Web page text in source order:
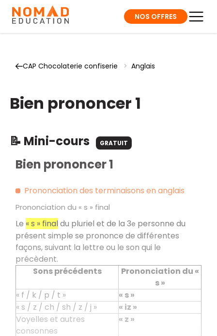
NOS OFFRES
CAP Chocolaterie confiserie > Anglais
Bien prononcer 1
📝 Mini-cours GRATUIT
Bien prononcer 1
Prononciation des terminaisons en anglais
Prononciation du « s » final
Le « s » finaldu pluriel et de la 3e personne du
présent simple se prononce de différentes
façons, suivant la lettre ou le son qui le
précèdent.
Sons précédents
Prononciation du «
s »
« f / k / p / t »
« s »
« s / z / ch / sh / z / j »
« iz »
Voyelles et autres
consonnes
« z »